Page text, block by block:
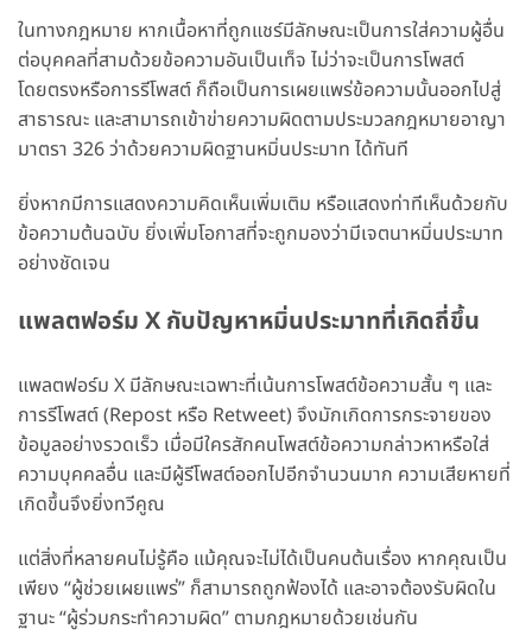
ในทางกฎหมาย หากเนื้อหาที่ถูกแชร์มีลักษณะเป็นการใส่ความผู้อื่น
ต่อบุคคลที่สามด้วยข้อความอันเป็นเท็จ ไม่ว่าจะเป็นการโพสต์
โดยตรงหรือการรีโพสต์ ก็ถือเป็นการเผยแพร่ข้อความนั้นออกไปสู่
สาธารณะ และสามารถเข้าข่ายความผิดตามประมวลกฎหมายอาญา
มาตรา 326 ว่าด้วยความผิดฐานหมิ่นประมาท ได้ทันที
ยิ่งหากมีการแสดงความคิดเห็นเพิ่มเติม หรือแสดงท่าทีเห็นด้วยกับ
ข้อความต้นฉบับ ยิ่งเพิ่มโอกาสที่จะถูกมองว่ามีเจตนาหมิ่นประมาท
อย่างชัดเจน
แพลตฟอร์ม X กับปัญหาหมิ่นประมาทที่เกิดถี่ขึ้น
แพลตฟอร์ม X มีลักษณะเฉพาะที่เน้นการโพสต์ข้อความสั้น ๆ และ
การรีโพสต์ (Repost หรือ Retweet) จึงมักเกิดการกระจายของ
ข้อมูลอย่างรวดเร็ว เมื่อมีใครสักคนโพสต์ข้อความกล่าวหาหรือใส่
ความบุคคลอื่น และมีผู้รีโพสต์ออกไปอีกจำนวนมาก ความเสียหายที่
เกิดขึ้นจึงยิ่งทวีคูณ
แต่สิ่งที่หลายคนไม่รู้คือ แม้คุณจะไม่ได้เป็นคนต้นเรื่อง หากคุณเป็น
เพียง “ผู้ช่วยเผยแพร่” ก็สามารถถูกฟ้องได้ และอาจต้องรับผิดใน
ฐานะ “ผู้ร่วมกระทำความผิด” ตามกฎหมายด้วยเช่นกัน